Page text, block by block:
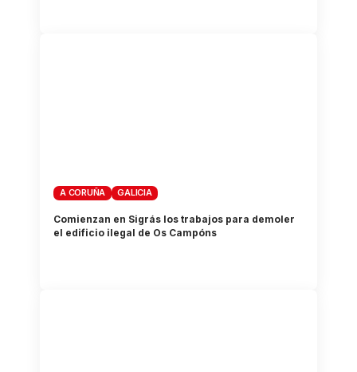
A CORUÑA GALICIA
Comienzan en Sigrás los trabajos para demoler
el edificio ilegal de Os Campóns